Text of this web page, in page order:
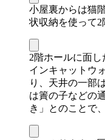
小屋裏からは猫
状収納を使って
2階ホールに面
インキャットウ
り、天井の一部
は簀の子などの
き」とのことで